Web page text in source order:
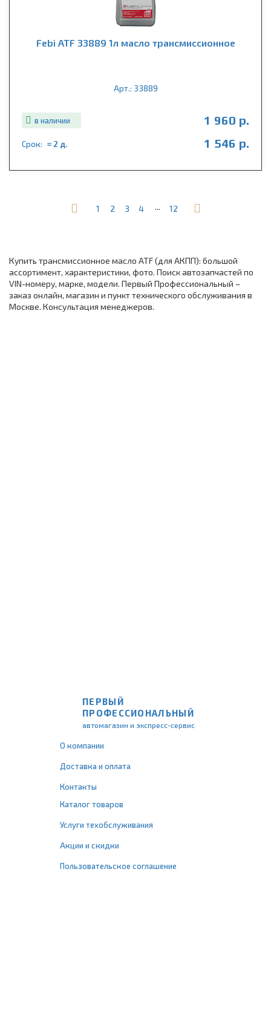
Febi ATF 33889 1л масло трансмиссионное
Арт.: 33889
в наличии 1 960 р.
Срок: ≈ 2 д. 1 546 р.
1 2 3 4 ... 12
Купить трансмиссионное масло ATF (для АКПП): большой
ассортимент, характеристики, фото. Поиск автозапчастей по
VIN-номеру, марке, модели. Первый Профессиональный –
заказ онлайн, магазин и пункт технического обслуживания в
Москве. Консультация менеджеров.
ПЕРВЫЙ
ПРОФЕССИОНАЛЬНЫЙ
автомагазин и экспресс-сервис
О компании
Доставка и оплата
Контакты
Каталог товаров
Услуги техобслуживания
Акции и скидки
Пользовательское соглашение